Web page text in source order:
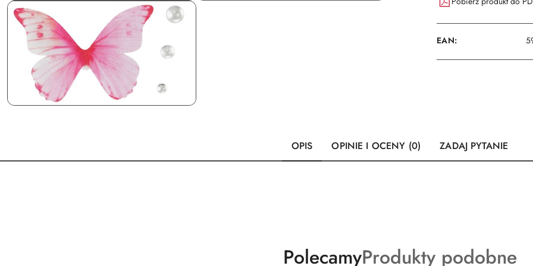
EAN:
OPIS OPINIE I OCENY (0) ZADAJ PYTANIE
Produkty
PolecamyProdukty
Produkty podobne